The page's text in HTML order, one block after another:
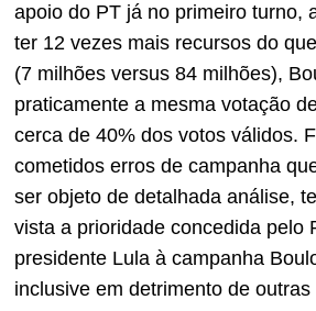
apoio do PT já no primeiro turno,
ter 12 vezes mais recursos do
(7 milhões versus 84 milhões),
praticamente a mesma votação
cerca de 40% dos votos válidos.
cometidos erros de campanha
ser objeto de detalhada análise,
vista a prioridade concedida pelo
presidente Lula à campanha
inclusive em detrimento de outras